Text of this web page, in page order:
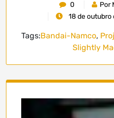
0
Por
18 de outubro
Tags:Bandai-Namco,
Slightly